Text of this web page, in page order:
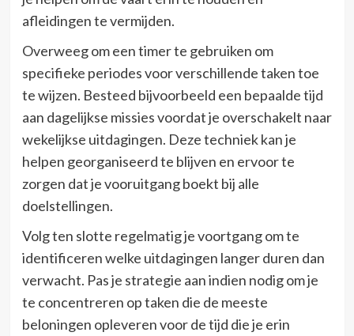
afleidingen te vermijden.
Overweeg om een timer te gebruiken om
specifieke periodes voor verschillende taken toe
te wijzen. Besteed bijvoorbeeld een bepaalde tijd
aan dagelijkse missies voordat je overschakelt naar
wekelijkse uitdagingen. Deze techniek kan je
helpen georganiseerd te blijven en ervoor te
zorgen dat je vooruitgang boekt bij alle
doelstellingen.
Volg ten slotte regelmatig je voortgang om te
identificeren welke uitdagingen langer duren dan
verwacht. Pas je strategie aan indien nodig om je
te concentreren op taken die de meeste
beloningen opleveren voor de tijd die je erin